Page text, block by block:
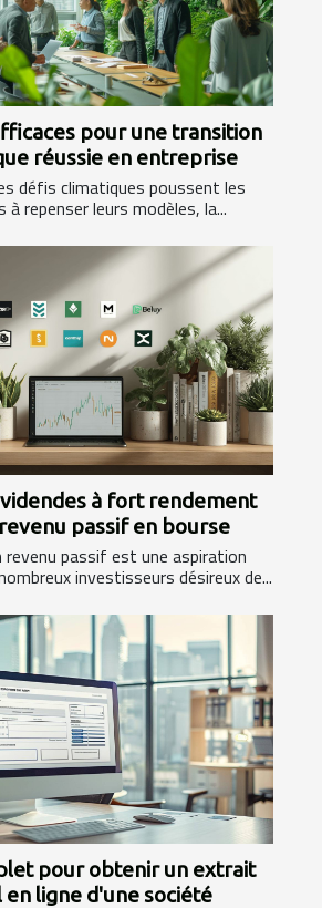
pour une transition
réussie en entreprise
défis climatiques poussent les
à repenser leurs modèles, la...
à fort rendement
passif en bourse
revenu passif est une aspiration
investisseurs désireux de...
pour obtenir un extrait
ligne d'une société